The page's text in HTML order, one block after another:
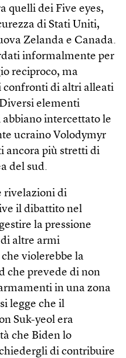
quelli dei Five eyes,
di Stati Uniti,
Zelanda e Canada.
informalmente per
reciproco, ma
confronti di altri alleati
elementi
intercettato le
ucraino Volodymyr
ancora più stretti di
del sud.
rivelazioni di
il dibattito nel
la pressione
altre armi
violerebbe la
che prevede di non
in una zona
legge che il
Suk-yeol era
che Biden lo
di contribuire